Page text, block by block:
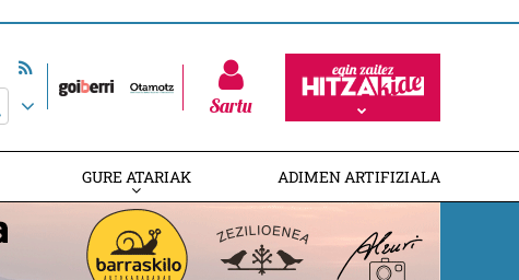
Sartu
GURE ATARIAK ADIMEN ARTIFIZIALA